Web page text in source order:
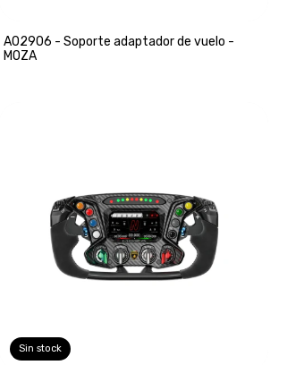
A02906 - Soporte adaptador de vuelo -
MOZA
Sin stock